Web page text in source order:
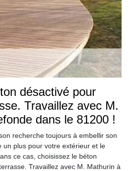
désactivé pour
Travaillez avec M.
dans le 81200 !
recherche toujours à embellir son
un plus pour votre extérieur et le
ce cas, choisissez le béton
Travaillez avec M. Mathurin à